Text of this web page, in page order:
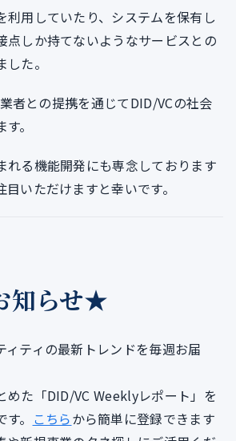
利用していたり、システムを保有し
点しか持てないようなサービスとの
た。
者との提携を通じてDID/VCの社会
。
れる機能開発にも専念しております
いただけますと幸いです。
知らせ★
ィティの最新トレンドを毎週お届
めた「DID/VC Weeklyレポート」を
。 こちらから簡単に登録できます